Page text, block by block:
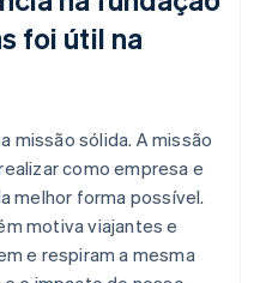
foi útil na
missão sólida. A missão
como empresa e
melhor forma possível.
motiva viajantes e
e respiram a mesma